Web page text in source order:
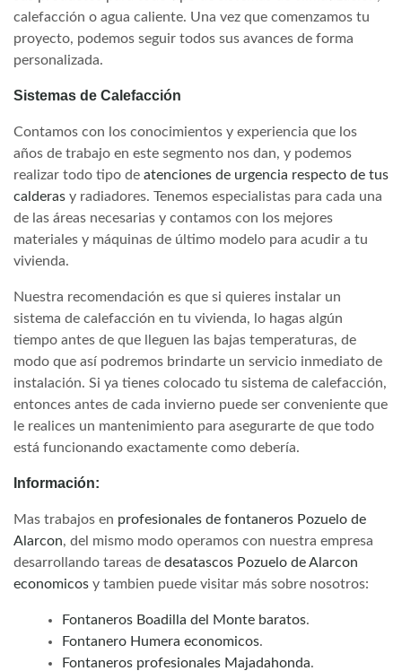
calefacción o agua caliente. Una vez que comenzamos tu
proyecto, podemos seguir todos sus avances de forma
personalizada.
Sistemas de Calefacción
Contamos con los conocimientos y experiencia que los
años de trabajo en este segmento nos dan, y podemos
realizar todo tipo de atenciones de urgencia respecto de tus
calderas y radiadores. Tenemos especialistas para cada una
de las áreas necesarias y contamos con los mejores
materiales y máquinas de último modelo para acudir a tu
vivienda.
Nuestra recomendación es que si quieres instalar un
sistema de calefacción en tu vivienda, lo hagas algún
tiempo antes de que lleguen las bajas temperaturas, de
modo que así podremos brindarte un servicio inmediato de
instalación. Si ya tienes colocado tu sistema de calefacción,
entonces antes de cada invierno puede ser conveniente que
le realices un mantenimiento para asegurarte de que todo
está funcionando exactamente como debería.
Información:
Mas trabajos en profesionales de fontaneros Pozuelo de
Alarcon, del mismo modo operamos con nuestra empresa
desarrollando tareas de desatascos Pozuelo de Alarcon
economicos y tambien puede visitar más sobre nosotros:
Fontaneros Boadilla del Monte baratos.
Fontanero Humera economicos.
Fontaneros profesionales Majadahonda.